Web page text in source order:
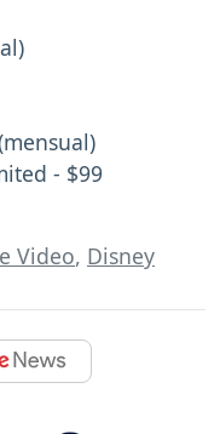
- $99
Video, Disney